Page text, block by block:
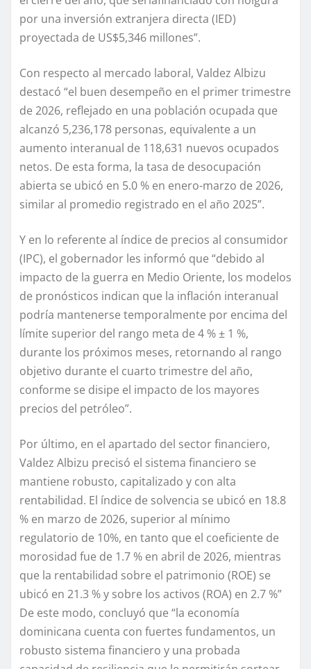
por una inversión extranjera directa (IED)
proyectada de US$5,346 millones”.
Con respecto al mercado laboral, Valdez Albizu
destacó “el buen desempeño en el primer trimestre
de 2026, reflejado en una población ocupada que
alcanzó 5,236,178 personas, equivalente a un
aumento interanual de 118,631 nuevos ocupados
netos. De esta forma, la tasa de desocupación
abierta se ubicó en 5.0 % en enero-marzo de 2026,
similar al promedio registrado en el año 2025”.
Y en lo referente al índice de precios al consumidor
(IPC), el gobernador les informó que “debido al
impacto de la guerra en Medio Oriente, los modelos
de pronósticos indican que la inflación interanual
podría mantenerse temporalmente por encima del
límite superior del rango meta de 4 % ± 1 %,
durante los próximos meses, retornando al rango
objetivo durante el cuarto trimestre del año,
conforme se disipe el impacto de los mayores
precios del petróleo”.
Por último, en el apartado del sector financiero,
Valdez Albizu precisó el sistema financiero se
mantiene robusto, capitalizado y con alta
rentabilidad. El índice de solvencia se ubicó en 18.8
% en marzo de 2026, superior al mínimo
regulatorio de 10%, en tanto que el coeficiente de
morosidad fue de 1.7 % en abril de 2026, mientras
que la rentabilidad sobre el patrimonio (ROE) se
ubicó en 21.3 % y sobre los activos (ROA) en 2.7 %”
De este modo, concluyó que “la economía
dominicana cuenta con fuertes fundamentos, un
robusto sistema financiero y una probada